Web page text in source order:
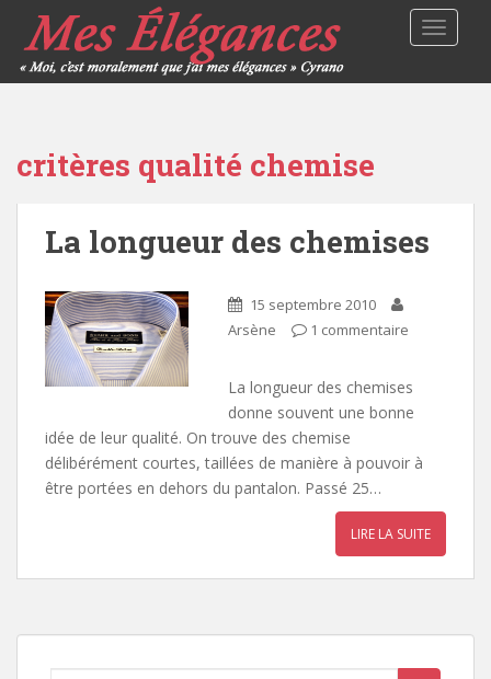
critères qualité chemise
La longueur des chemises
15 septembre 2010
Arsène
1 commentaire
La longueur des chemises
donne souvent une bonne
idée de leur qualité. On trouve des chemise
délibérément courtes, taillées de manière à pouvoir à
être portées en dehors du pantalon. Passé 25…
LIRE LA SUITE